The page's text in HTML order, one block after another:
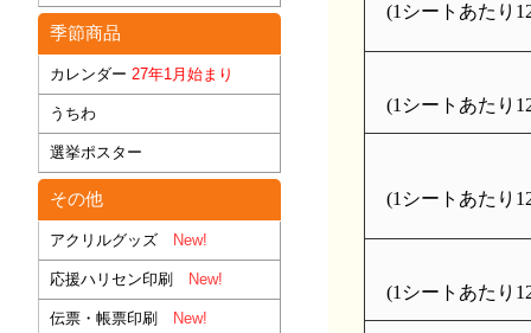
(1シートあたり
(1シートあたり
(1シートあたり
(1シートあたり
季節商品
カレンダー 27年1月始まり
うちわ
選挙ポスター
その他
アクリルグッズ New!
応援ハリセン印刷 New!
伝票・帳票印刷 New!